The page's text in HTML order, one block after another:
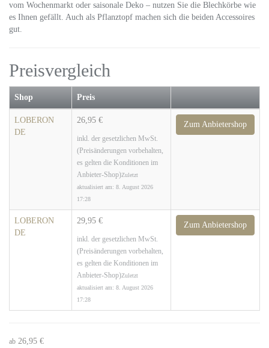
vom Wochenmarkt oder saisonale Deko – nutzen Sie die Blechkörbe wie
es Ihnen gefällt. Auch als Pflanztopf machen sich die beiden Accessoires
gut.
Preisvergleich
Shop Preis
LOBERON
DE
26,95 €
inkl. der gesetzlichen MwSt.
(Preisänderungen vorbehalten,
es gelten die Konditionen im
Anbieter-Shop)Zuletzt
aktualisiert am: 8. August 2026
17:28
Zum Anbietershop
LOBERON
DE
29,95 €
inkl. der gesetzlichen MwSt.
(Preisänderungen vorbehalten,
es gelten die Konditionen im
Anbieter-Shop)Zuletzt
aktualisiert am: 8. August 2026
17:28
Zum Anbietershop
ab 26,95 €